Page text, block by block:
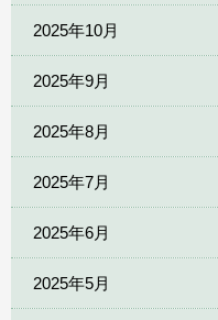
2025年10月
2025年9月
2025年8月
2025年7月
2025年6月
2025年5月